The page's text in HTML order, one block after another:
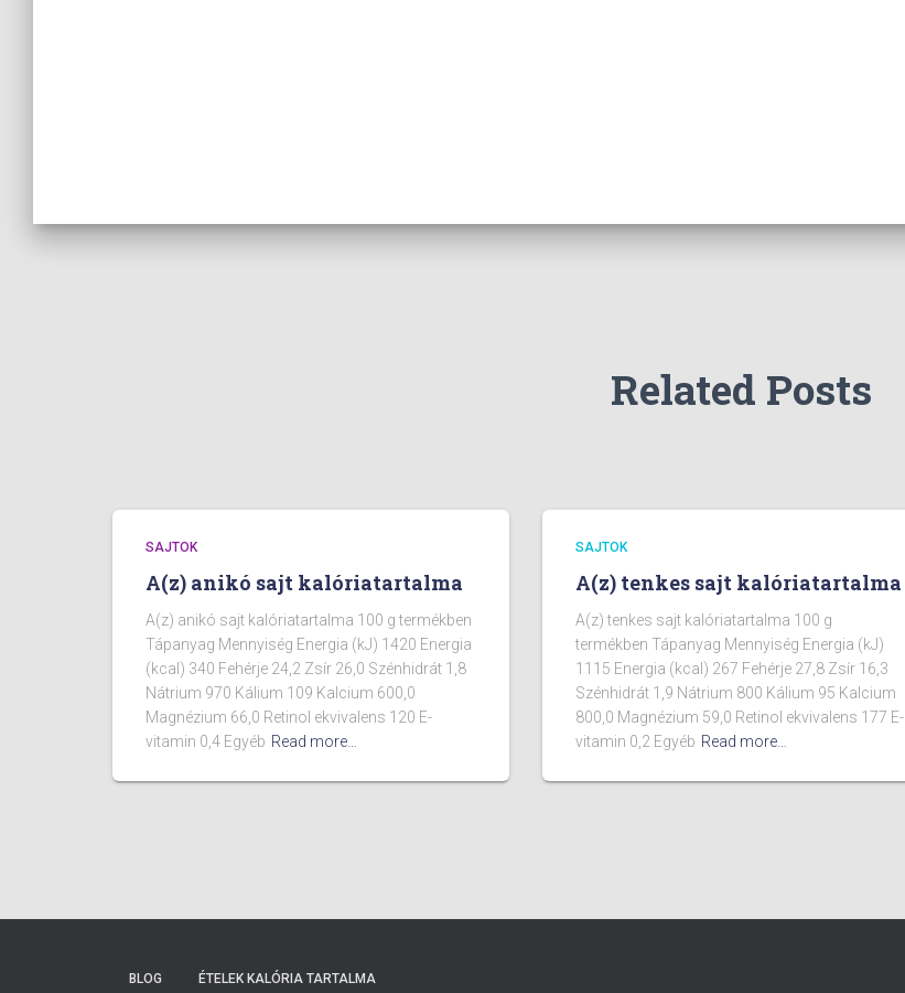
Related Posts
SAJTOK
A(z) anikó sajt kalóriatartalma
A(z) anikó sajt kalóriatartalma 100 g termékben
Tápanyag Mennyiség Energia (kJ) 1420 Energia
(kcal) 340 Fehérje 24,2 Zsír 26,0 Szénhidrát 1,8
Nátrium 970 Kálium 109 Kalcium 600,0
Magnézium 66,0 Retinol ekvivalens 120 E-
vitamin 0,4 Egyéb Read more…
SAJTOK
A(z) tenkes sajt kalóriatartalma
A(z) tenkes sajt kalóriatartalma 100 g
termékben Tápanyag Mennyiség Energia (kJ)
1115 Energia (kcal) 267 Fehérje 27,8 Zsír 16,3
Szénhidrát 1,9 Nátrium 800 Kálium 95 Kalcium
800,0 Magnézium 59,0 Retinol ekvivalens 177 E-
vitamin 0,2 Egyéb Read more…
BLOG ÉTELEK KALÓRIA TARTALMA